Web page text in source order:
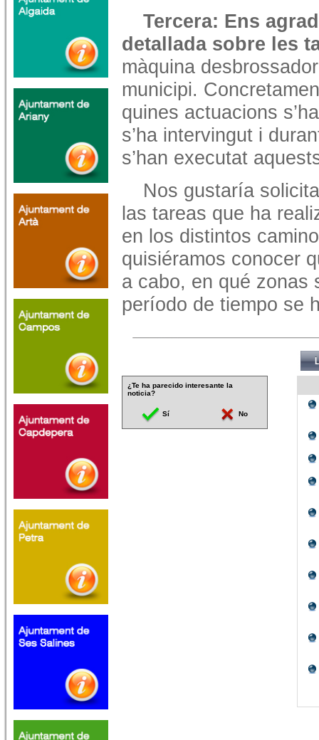
Tercera: Ens
detallada sobre les
màquina
municipi.
quines actuacions
s’ha intervingut i
s’han executat
Nos gustaría
las tareas que ha
en los distintos
quisiéramos conocer
a cabo, en qué zonas
período de tiempo se
¿Te ha parecido interesante la
noticia?
Sí No